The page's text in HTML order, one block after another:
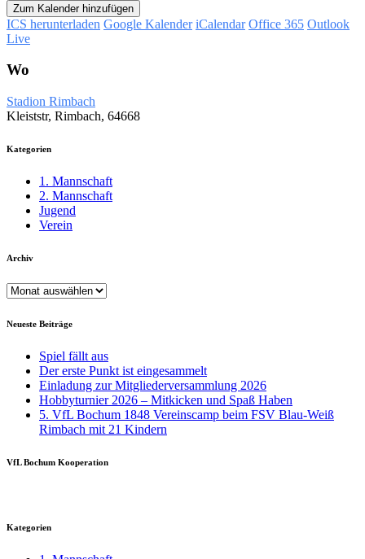
Zum Kalender hinzufügen
ICS herunterladen Google Kalender iCalendar Office 365 Outlook
Live
Wo
Stadion Rimbach
Kleiststr, Rimbach, 64668
Kategorien
1. Mannschaft
2. Mannschaft
Jugend
Verein
Archiv
Archiv
Neueste Beiträge
Spiel fällt aus
Der erste Punkt ist eingesammelt
Einladung zur Mitgliederversammlung 2026
Hobbyturnier 2026 – Mitkicken und Spaß Haben
5. VfL Bochum 1848 Vereinscamp beim FSV Blau-Weiß
Rimbach mit 21 Kindern
VfL Bochum Kooperation
Kategorien